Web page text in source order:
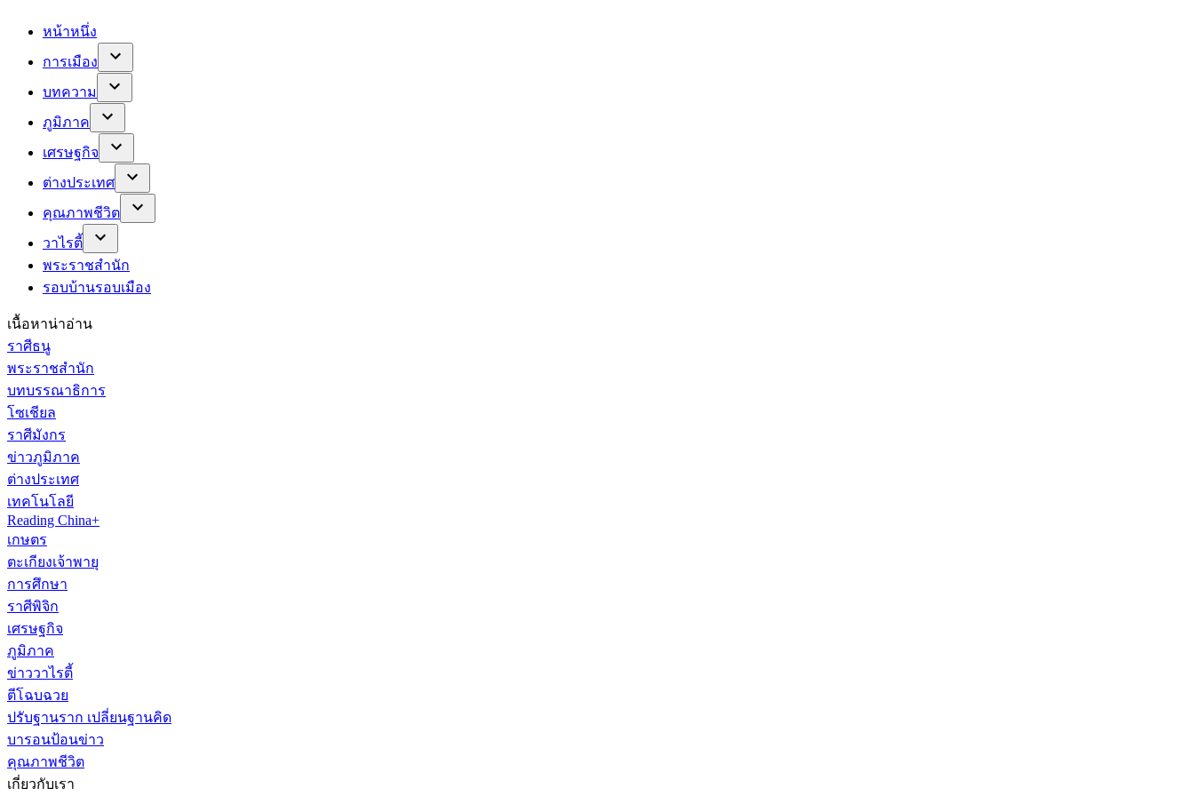
หน้าหนึ่ง
การเมือง
บทความ
ภูมิภาค
เศรษฐกิจ
ต่างประเทศ
คุณภาพชีวิต
วาไรตี้
พระราชสำนัก
รอบบ้านรอบเมือง
เนื้อหาน่าอ่าน
ราศีธนู
พระราชสำนัก
บทบรรณาธิการ
โซเชียล
ราศีมังกร
ข่าวภูมิภาค
ต่างประเทศ
เทคโนโลยี
Reading China+
เกษตร
ตะเกียงเจ้าพายุ
การศึกษา
ราศีพิจิก
เศรษฐกิจ
ภูมิภาค
ข่าววาไรตี้
ตีโฉบฉวย
ปรับฐานราก เปลี่ยนฐานคิด
บารอนป้อนข่าว
คุณภาพชีวิต
เกี่ยวกับเรา